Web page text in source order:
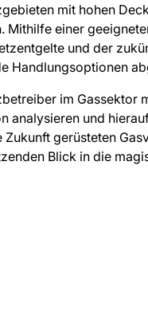
mit hohen
Mithilfe einer
und der
Handlungsoptionen
im Gassektor
analysieren und
gerüsteten
Blick in die